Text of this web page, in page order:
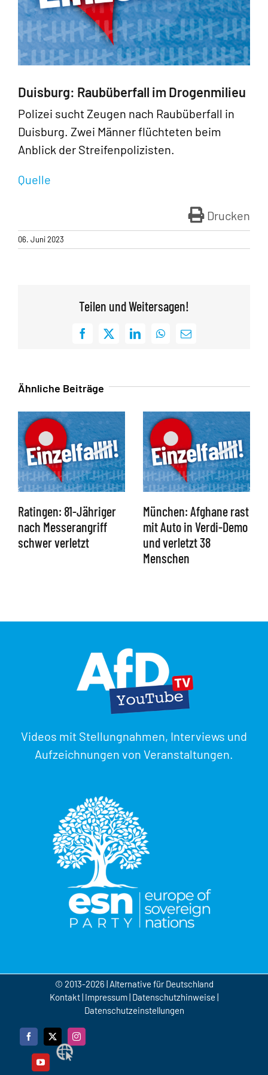
Duisburg: Raubüberfall im Drogenmilieu
Polizei sucht Zeugen nach Raubüberfall in
Duisburg. Zwei Männer flüchteten beim
Anblick der Streifenpolizisten.
Quelle
Drucken
06. Juni 2023
Teilen und Weitersagen!
Facebook
X LinkedInWhatsApp
E-
Ähnliche Beiträge
Ratingen: 81-Jähriger
nach Messerangriff
schwer verletzt
München: Afghane rast
mit Auto in Verdi-Demo
und verletzt 38
Menschen
Videos mit Stellungnahmen, Interviews und
Aufzeichnungen von Veranstaltungen.
© 2013-2026 | Alternative für Deutschland
Kontakt| Impressum| Datenschutzhinweise |
Datenschutzeinstellungen
Facebook
X Instagram
YouTube
Webseite